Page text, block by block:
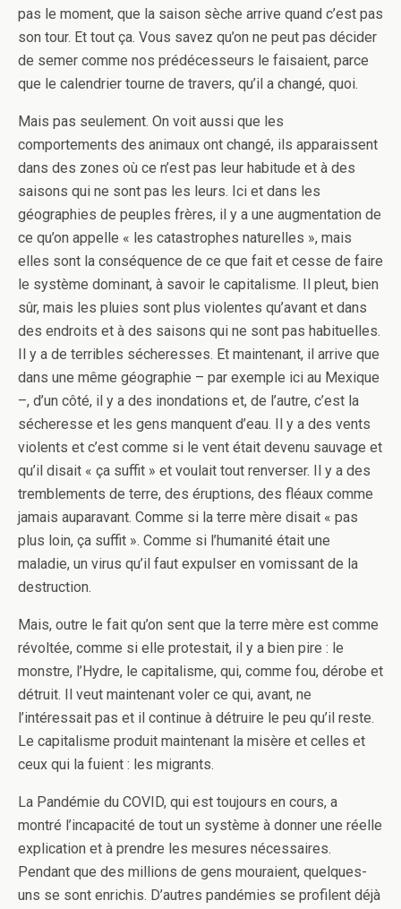
pas le moment, que la saison sèche arrive quand c’est pas
son tour. Et tout ça. Vous savez qu’on ne peut pas décider
de semer comme nos prédécesseurs le faisaient, parce
que le calendrier tourne de travers, qu’il a changé, quoi.
Mais pas seulement. On voit aussi que les
comportements des animaux ont changé, ils apparaissent
dans des zones où ce n’est pas leur habitude et à des
saisons qui ne sont pas les leurs. Ici et dans les
géographies de peuples frères, il y a une augmentation de
ce qu’on appelle « les catastrophes naturelles », mais
elles sont la conséquence de ce que fait et cesse de faire
le système dominant, à savoir le capitalisme. Il pleut, bien
sûr, mais les pluies sont plus violentes qu’avant et dans
des endroits et à des saisons qui ne sont pas habituelles.
Il y a de terribles sécheresses. Et maintenant, il arrive que
dans une même géographie – par exemple ici au Mexique
–, d’un côté, il y a des inondations et, de l’autre, c’est la
sécheresse et les gens manquent d’eau. Il y a des vents
violents et c’est comme si le vent était devenu sauvage et
qu’il disait « ça suffit » et voulait tout renverser. Il y a des
tremblements de terre, des éruptions, des fléaux comme
jamais auparavant. Comme si la terre mère disait « pas
plus loin, ça suffit ». Comme si l’humanité était une
maladie, un virus qu’il faut expulser en vomissant de la
destruction.
Mais, outre le fait qu’on sent que la terre mère est comme
révoltée, comme si elle protestait, il y a bien pire : le
monstre, l’Hydre, le capitalisme, qui, comme fou, dérobe et
détruit. Il veut maintenant voler ce qui, avant, ne
l’intéressait pas et il continue à détruire le peu qu’il reste.
Le capitalisme produit maintenant la misère et celles et
ceux qui la fuient : les migrants.
La Pandémie du COVID, qui est toujours en cours, a
montré l’incapacité de tout un système à donner une réelle
explication et à prendre les mesures nécessaires.
Pendant que des millions de gens mouraient, quelques-
uns se sont enrichis. D’autres pandémies se profilent déjà